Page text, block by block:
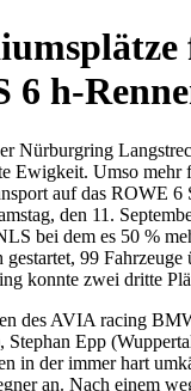
6 h-
Nürburgring
Ewigkeit. Umso mehr
auf das ROWE
den 11.
bei dem es 50 %
99 Fahrzeuge
konnte zwei dritte
des AVIA racing
Stephan Epp
in der immer hart
an. Nach einem